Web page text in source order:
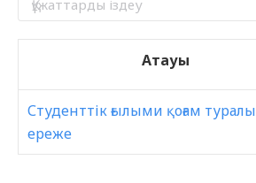
Атауы
Студенттік ғылыми қоғам туралы
ереже